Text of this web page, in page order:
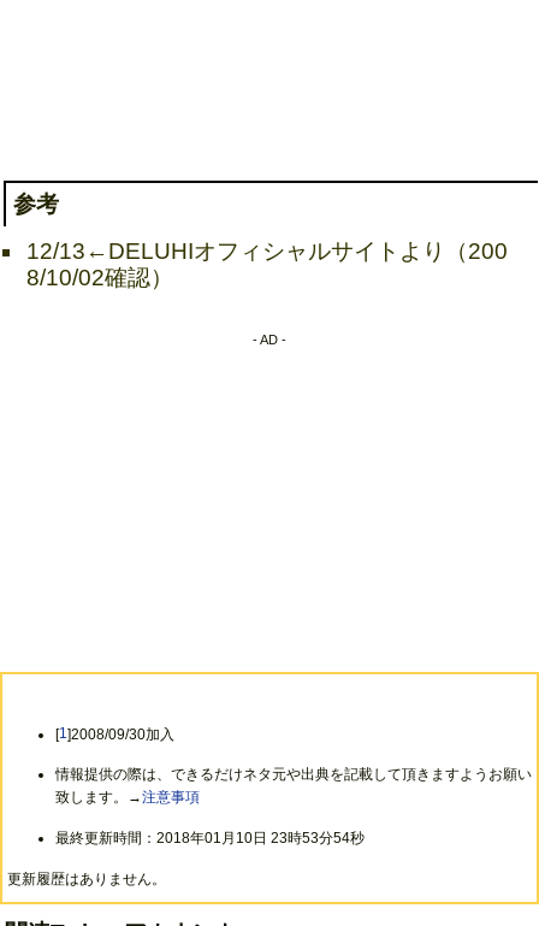
参考
12/13←DELUHIオフィシャルサイトより（200
8/10/02確認）
- AD -
[1]2008/09/30加入
情報提供の際は、できるだけネタ元や出典を記載して頂きますようお願い
致します。→注意事項
最終更新時間：2018年01月10日 23時53分54秒
更新履歴はありません。